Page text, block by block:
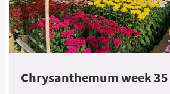
Chrysanthemum week